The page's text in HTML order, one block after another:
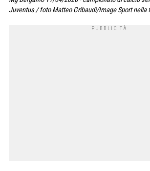
Juventus / foto Matteo Gribaudi/Image Sport nella